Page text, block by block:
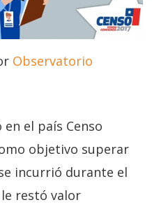
Observatorio
el país Censo
objetivo superar
incurrió durante el
le restó valor